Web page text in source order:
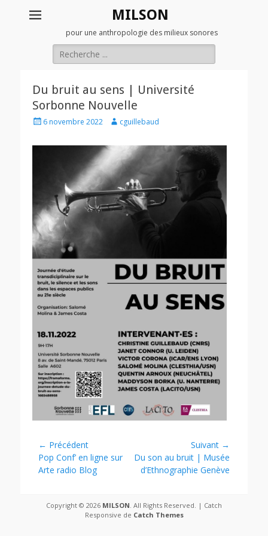
MILSON
pour une anthropologie des milieux sonores
Rechercher :
Du bruit au sens | Université
Sorbonne Nouvelle
Posted6 novembre 2022 Authorcguillebaud
Navigation
de
l’article
← Précédent
Article
précédent :
Pop Conf’ en ligne sur
Arte radio Blog
Suivant →
Article
suivant :
Du son au bruit | Musée
d’Ethnographie Genève
Copyright © 2026 MILSON . All Rights Reserved. | Catch
Responsive de Catch Themes